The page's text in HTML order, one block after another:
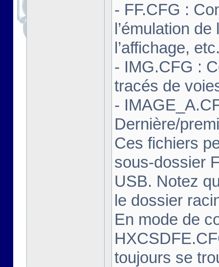
- FF.CFG :
l’émulation
l’affichage,
- IMG.CFG :
tracés de
-
Dernière/
Ces fichiers
sous-dossier
USB. Notez
le dossier
En mode de
toujours se